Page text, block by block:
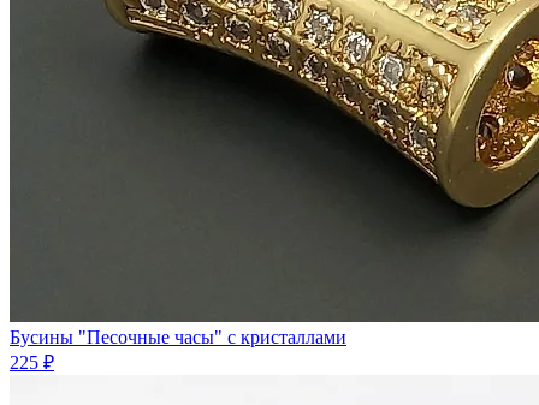
Бусины "Песочные часы" с кристаллами
225 ₽